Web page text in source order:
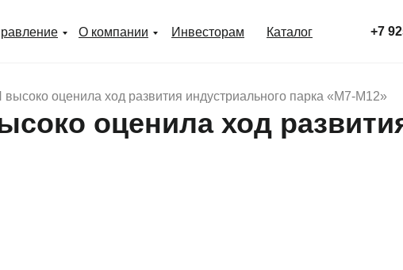
Инвесторам Каталог
О компании +7
оценила ход развития индустриального парка «М7-М12»
оценила ход